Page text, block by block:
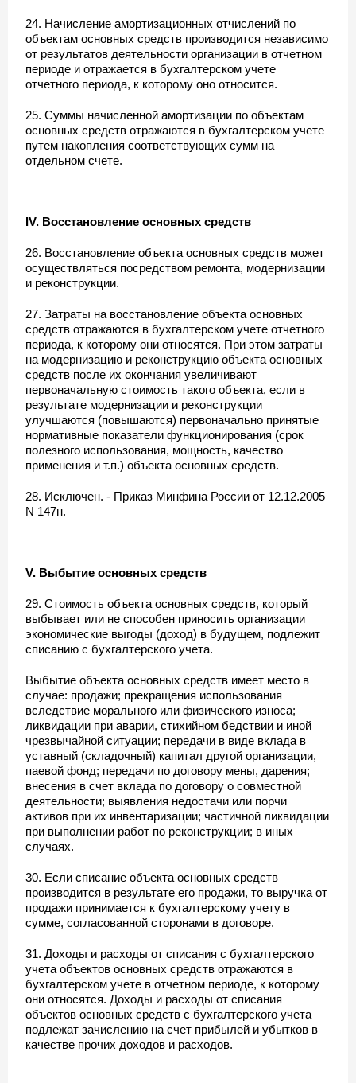
24. Начисление амортизационных отчислений по
объектам основных средств производится независимо
от результатов деятельности организации в отчетном
периоде и отражается в бухгалтерском учете
отчетного периода, к которому оно относится.
25. Суммы начисленной амортизации по объектам
основных средств отражаются в бухгалтерском учете
путем накопления соответствующих сумм на
отдельном счете.
IV. Восстановление основных средств
26. Восстановление объекта основных средств может
осуществляться посредством ремонта, модернизации
и реконструкции.
27. Затраты на восстановление объекта основных
средств отражаются в бухгалтерском учете отчетного
периода, к которому они относятся. При этом затраты
на модернизацию и реконструкцию объекта основных
средств после их окончания увеличивают
первоначальную стоимость такого объекта, если в
результате модернизации и реконструкции
улучшаются (повышаются) первоначально принятые
нормативные показатели функционирования (срок
полезного использования, мощность, качество
применения и т.п.) объекта основных средств.
28. Исключен. - Приказ Минфина России от 12.12.2005
N 147н.
V. Выбытие основных средств
29. Стоимость объекта основных средств, который
выбывает или не способен приносить организации
экономические выгоды (доход) в будущем, подлежит
списанию с бухгалтерского учета.
Выбытие объекта основных средств имеет место в
случае: продажи; прекращения использования
вследствие морального или физического износа;
ликвидации при аварии, стихийном бедствии и иной
чрезвычайной ситуации; передачи в виде вклада в
уставный (складочный) капитал другой организации,
паевой фонд; передачи по договору мены, дарения;
внесения в счет вклада по договору о совместной
деятельности; выявления недостачи или порчи
активов при их инвентаризации; частичной ликвидации
при выполнении работ по реконструкции; в иных
случаях.
30. Если списание объекта основных средств
производится в результате его продажи, то выручка от
продажи принимается к бухгалтерскому учету в
сумме, согласованной сторонами в договоре.
31. Доходы и расходы от списания с бухгалтерского
учета объектов основных средств отражаются в
бухгалтерском учете в отчетном периоде, к которому
они относятся. Доходы и расходы от списания
объектов основных средств с бухгалтерского учета
подлежат зачислению на счет прибылей и убытков в
качестве прочих доходов и расходов.